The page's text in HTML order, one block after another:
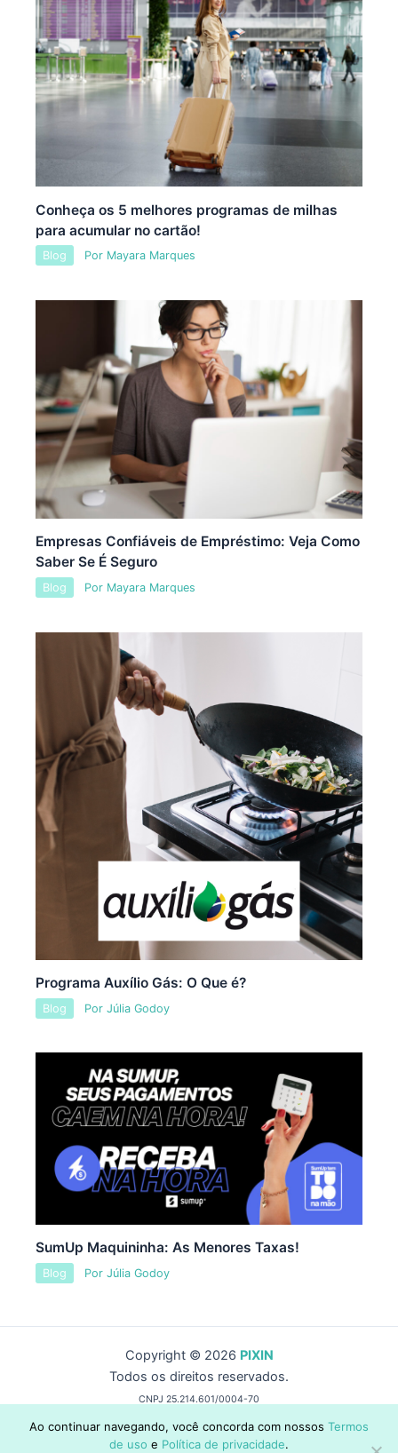
Conheça os 5 melhores programas de milhas
para acumular no cartão!
Blog Por Mayara Marques
Empresas Confiáveis de Empréstimo: Veja Como
Saber Se É Seguro
Blog Por Mayara Marques
Programa Auxílio Gás: O Que é?
Blog Por Júlia Godoy
SumUp Maquininha: As Menores Taxas!
Blog Por Júlia Godoy
Copyright © 2026 PIXIN
Todos os direitos reservados.
CNPJ 25.214.601/0004-70
by Wise Capital Group
contato@pixin.com.br
Ao continuar navegando, você concorda com nossos Termos
de uso e Política de privacidade.